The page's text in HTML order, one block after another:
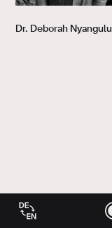
Dr. Deborah Nyangulu